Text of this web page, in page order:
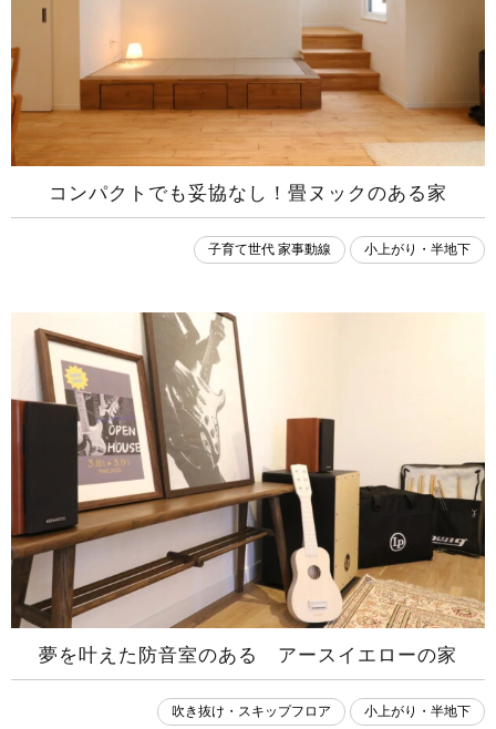
コンパクトでも妥協なし！畳ヌックのある家
子育て世代 家事動線 小上がり・半地下
夢を叶えた防音室のある アースイエローの家
吹き抜け・スキップフロア 小上がり・半地下